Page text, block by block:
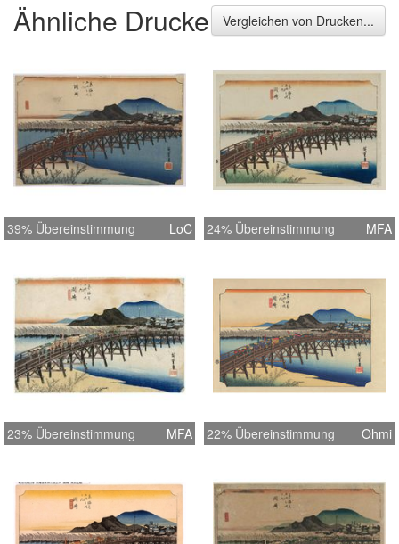
Ähnliche Drucke Vergleichen von Drucken...
39% Übereinstimmung LoC 24% Übereinstimmung MFA
23% Übereinstimmung MFA 22% Übereinstimmung Ohmi